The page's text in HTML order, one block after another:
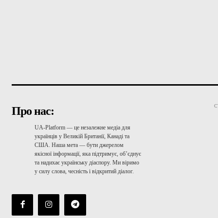
Про нас:
UA-Platform — це незалежне медіа для
українців у Великій Британії, Канаді та
США. Наша мета — бути джерелом
якісної інформації, яка підтримує, об’єднує
та надихає українську діаспору. Ми віримо
у силу слова, чесність і відкритий діалог.